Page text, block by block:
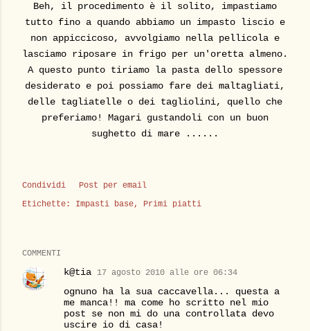
Beh, il procedimento è il solito, impastiamo
tutto fino a quando abbiamo un impasto liscio e
non appiccicoso, avvolgiamo nella pellicola e
lasciamo riposare in frigo per un'oretta almeno.
A questo punto tiriamo la pasta dello spessore
desiderato e poi possiamo fare dei maltagliati,
delle tagliatelle o dei tagliolini, quello che
preferiamo! Magari gustandoli con un buon
sughetto di mare ......
Condividi
Post per email
Etichette:
Impasti base Primi piatti
COMMENTI
k@tia 17 agosto 2010 alle ore 06:34
ognuno ha la sua caccavella... questa a
me manca!! ma come ho scritto nel mio
post se non mi do una controllata devo
uscire io di casa!